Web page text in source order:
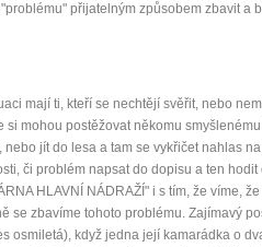
zdravý a
život
tipy zdarma.
přijatelným způsobem zbavit a
mají ti, kteří se nechtějí svěřit, nebo
si mohou postěžovat někomu
nebo jít do lesa a tam se vykřičet nahlas
či problém napsat do dopisu a ten hodit
HLAVNÍ NÁDRAŽÍ" i s tím, že víme,
se zbavíme tohoto problému. Zajímavý
osmiletá), když jedna její kamarádka o